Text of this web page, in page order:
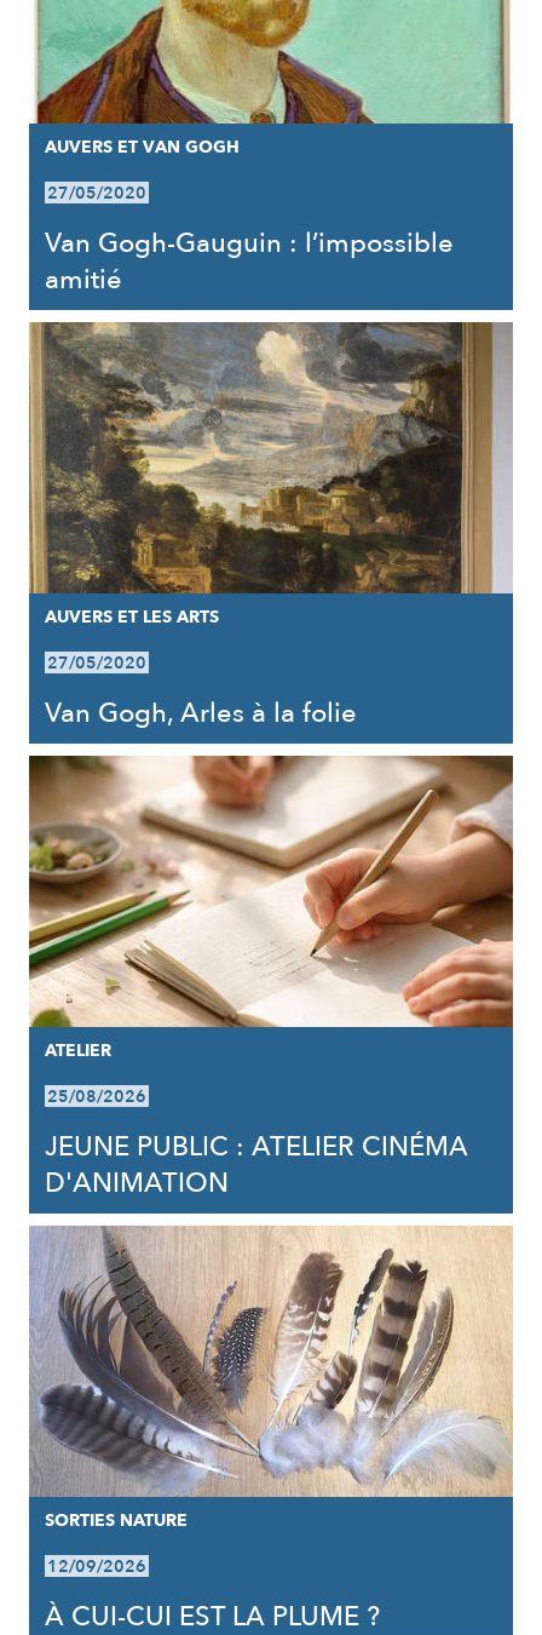
AUVERS ET VAN GOGH
27/05/2020
Van Gogh-Gauguin : l’impossible
amitié
AUVERS ET LES ARTS
27/05/2020
Van Gogh, Arles à la folie
ATELIER
25/08/2026
JEUNE PUBLIC : ATELIER CINÉMA
D'ANIMATION
SORTIES NATURE
12/09/2026
À CUI-CUI EST LA PLUME ?